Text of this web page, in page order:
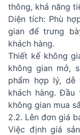
thông, khả năng
Diện tích: Phù
gian để trưng
khách hàng.
Thiết kế không
không gian mở,
phẩm hợp lý,
khách hàng.
không gian mua
2.2. Lên đơn giá
Việc định giá